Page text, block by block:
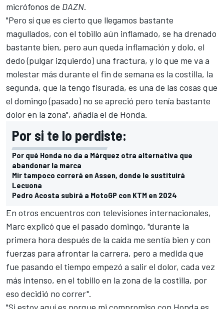
micrófonos de DAZN.
"Pero sí que es cierto que llegamos bastante
magullados, con el tobillo aún inflamado, se ha drenado
bastante bien, pero aun queda inflamación y dolo, el
dedo (pulgar izquierdo) una fractura, y lo que me va a
molestar más durante el fin de semana es la costilla, la
segunda, que la tengo fisurada, es una de las cosas que
el domingo (pasado) no se apreció pero tenía bastante
dolor en la zona", añadía el de Honda.
Por si te lo perdiste:
Por qué Honda no da a Márquez otra alternativa que
abandonar la marca
Mir tampoco correrá en Assen, donde le sustituirá
Lecuona
Pedro Acosta subirá a MotoGP con KTM en 2024
En otros encuentros con televisiones internacionales,
Marc explicó que el pasado domingo, "durante la
primera hora después de la caída me sentía bien y con
fuerzas para afrontar la carrera, pero a medida que
fue pasando el tiempo empezó a salir el dolor, cada vez
más intenso, en el tobillo en la zona de la costilla, por
eso decidió no correr".